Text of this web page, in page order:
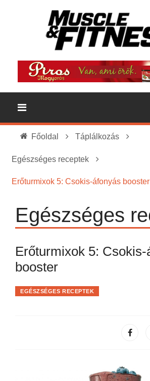
Főoldal Táplálkozás
Egészséges receptek
Erőturmixok 5: Csokis-áfonyás booster
Egészséges
Erőturmixok 5: Csokis-
booster
EGÉSZSÉGES RECEPTEK